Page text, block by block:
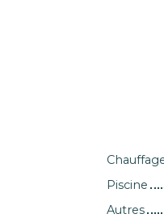
Piscine
Autres